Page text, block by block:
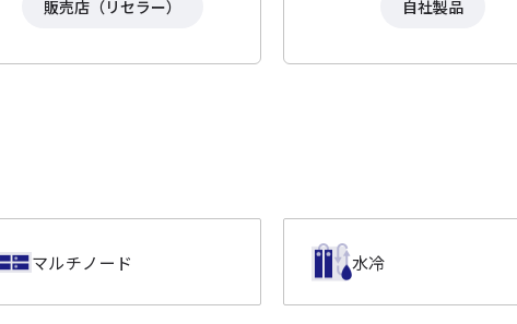
販売店（リセラー） 自社製品
マルチノード 水冷